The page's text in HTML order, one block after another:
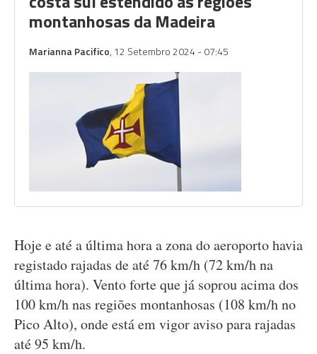
montanhosas da Madeira
Marianna Pacifico, 12 Setembro 2024 - 07:45
Hoje e até a última hora a zona do aeroporto havia
registado rajadas de até 76 km/h (72 km/h na
última hora). Vento forte que já soprou acima dos
100 km/h nas regiões montanhosas (108 km/h no
Pico Alto), onde está em vigor aviso para rajadas
até 95 km/h.